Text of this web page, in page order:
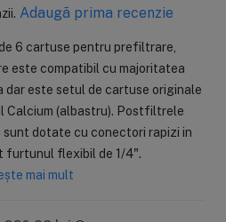
Adaugă prima recenzie
6 cartuse pentru prefiltrare,
este compatibil cu majoritatea
dar este setul de cartuse originale
Calcium (albastru). Postfiltrele
sunt dotate cu conectori rapizi in
furtunul flexibil de 1/4".
mai mult